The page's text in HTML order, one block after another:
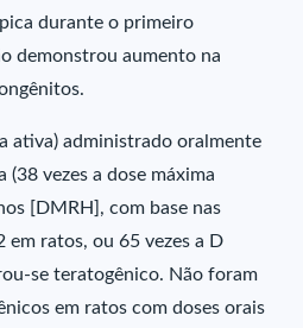
durante o primeiro
demonstrou aumento na
ativa) administrado oralmente
(38 vezes a dose máxima
[DMRH], com base nas
em ratos, ou 65 vezes a D
se teratogênico. Não foram
em ratos com doses orais